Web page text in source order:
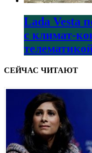
Lada Vesta
с климат-
СЕЙЧАС ЧИТАЮТ